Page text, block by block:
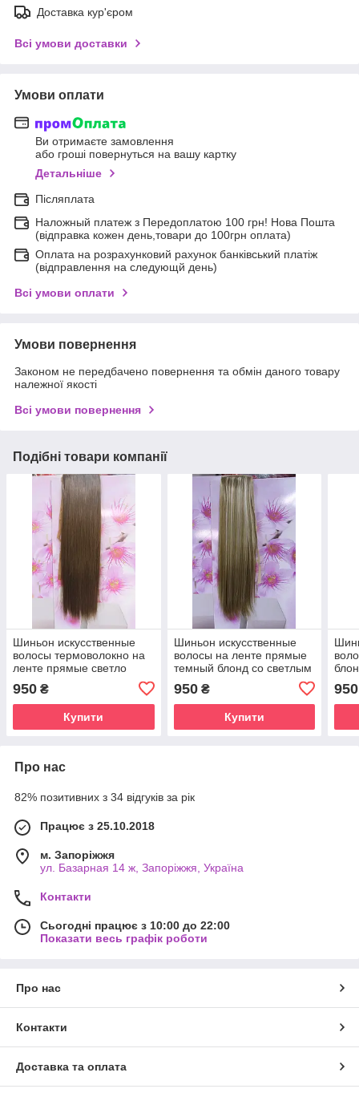
Доставка кур'єром
Всі умови доставки
Умови оплати
Ви отримаєте замовлення
або гроші повернуться на вашу картку
Детальніше
Післяплата
Наложный платеж з Передоплатою 100 грн! Нова Пошта
(відправка кожен день,товари до 100грн оплата)
Оплата на розрахунковий рахунок банківський платіж
(відправлення на следующй день)
Всі умови оплати
Умови повернення
Законом не передбачено повернення та обмін даного товару
належної якості
Всі умови повернення
Подібні товари компанії
Шиньон искусственные
волосы термоволокно на
ленте прямые светло
950 ₴
Купити
Шиньон искусственные
волосы на ленте прямые
темный блонд со светлым
950₴
Купити
950
Про нас
82% позитивних з 34 відгуків за рік
Працює з 25.10.2018
м. Запоріжжя
ул. Базарная 14 ж, Запоріжжя, Україна
Контакти
Сьогодні працює з 10:00 до 22:00
Показати весь графік роботи
Про нас
Контакти
Доставка та оплата